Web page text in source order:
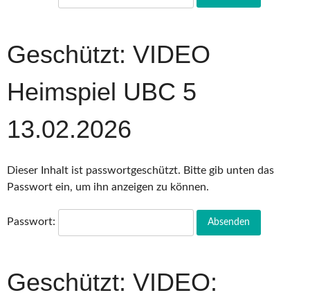
Geschützt: VIDEO
Heimspiel UBC 5
13.02.2026
Dieser Inhalt ist passwortgeschützt. Bitte gib unten das
Passwort ein, um ihn anzeigen zu können.
Passwort:
Geschützt: VIDEO: